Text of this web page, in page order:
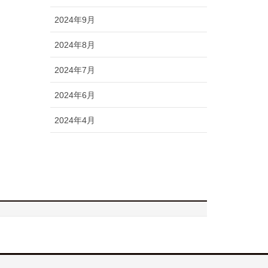
2024年9月
2024年8月
2024年7月
2024年6月
2024年4月